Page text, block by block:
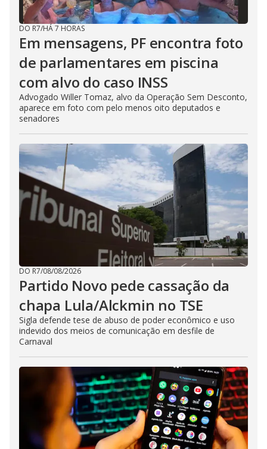
DO R7/HÁ 7 HORAS
Em mensagens, PF encontra foto
de parlamentares em piscina
com alvo do caso INSS
Advogado Willer Tomaz, alvo da Operação Sem Desconto,
aparece em foto com pelo menos oito deputados e
senadores
DO R7/08/08/2026
Partido Novo pede cassação da
chapa Lula/Alckmin no TSE
Sigla defende tese de abuso de poder econômico e uso
indevido dos meios de comunicação em desfile de
Carnaval